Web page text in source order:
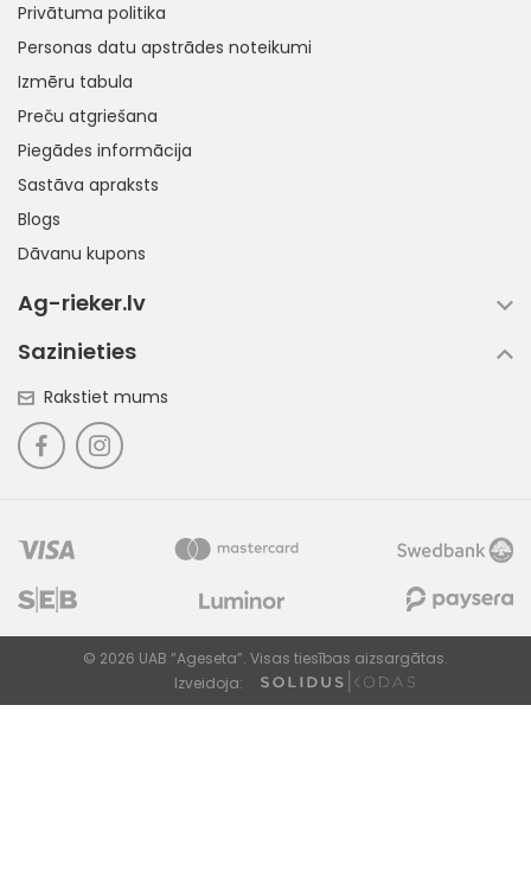
Privātuma politika
Personas datu apstrādes noteikumi
Izmēru tabula
Preču atgriešana
Piegādes informācija
Sastāva apraksts
Blogs
Dāvanu kupons
Ag-rieker.lv
Sazinieties
Rakstiet mums
© 2026 UAB “Ageseta”. Visas tiesības aizsargātas.
Izveidoja: